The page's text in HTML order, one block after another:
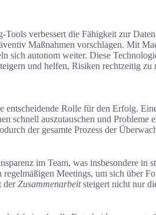
verbessert die Fähigkeit zur
Maßnahmen vorschlagen. Mit
sich autonom weiter. Diese
und helfen, Risiken rechtzeitig zu
entscheidende Rolle für den Erfolg.
schnell auszutauschen und Probleme
der gesamte Prozess der
im Team, was insbesondere in
Meetings, um sich über
derZusammenarbeitsteigert nicht nur